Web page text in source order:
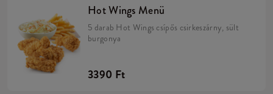
Hot Wings Menü
5 darab Hot Wings csípős csirkeszárny, sült
burgonya
3390 Ft